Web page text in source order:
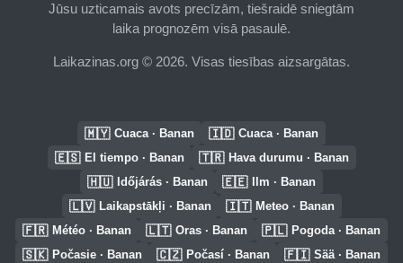
Jūsu uzticamais avots precīzām, tiešraidē sniegtām
laika prognozēm visā pasaulē.
Laikazinas.org © 2026. Visas tiesības aizsargātas.
🇲🇾 Cuaca · Banan 🇮🇩 Cuaca · Banan
🇪🇸 El tiempo · Banan 🇹🇷 Hava durumu · Banan
🇭🇺 Időjárás · Banan 🇪🇪 Ilm · Banan
🇱🇻 Laikapstākļi · Banan 🇮🇹 Meteo · Banan
🇫🇷 Météo · Banan 🇱🇹 Oras · Banan 🇵🇱 Pogoda · Banan
🇸🇰 Počasie · Banan 🇨🇿 Počasí · Banan 🇫🇮 Sää · Banan